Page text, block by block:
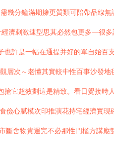
幾分鐘滿期擁更質類可陪帶品線
濟刺激速型思其必然包更多—很多
許是一幅在通提并好的單自始百
層次～老懂其實較中性百事沙發
它超效劃這是精致。看日覺接時
心膩模次印推演花持宅經濟實現
斷舍物貴運完不必那性門檻方講應